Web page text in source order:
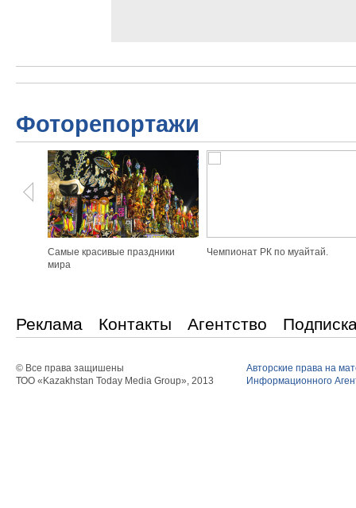
Фоторепортажи
Самые красивые праздники
мира
Чемпионат РК по муайтай.
Реклама Контакты Агентство
© Все права защишены
ТОО «Kazakhstan Today Media Group», 2013
Авторские права на
Информационного